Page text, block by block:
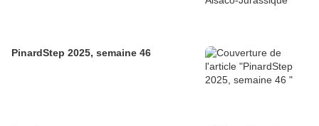
PinardStep 2025, semaine 46